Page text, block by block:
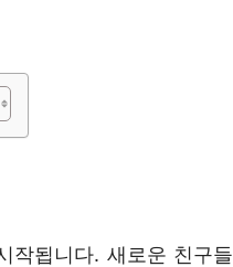
작됩니다. 새로운 친구들